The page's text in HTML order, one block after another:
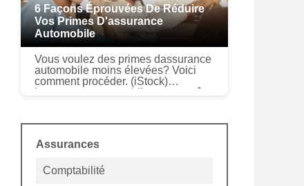
6 Façons Éprouvées De Réduire
Vos Primes D'assurance
Automobile
Vous voulez des primes dassurance
automobile moins élevées? Voici
comment procéder. (iStock)
Lassurance automobile est un coût
Assurances
Comptabilité